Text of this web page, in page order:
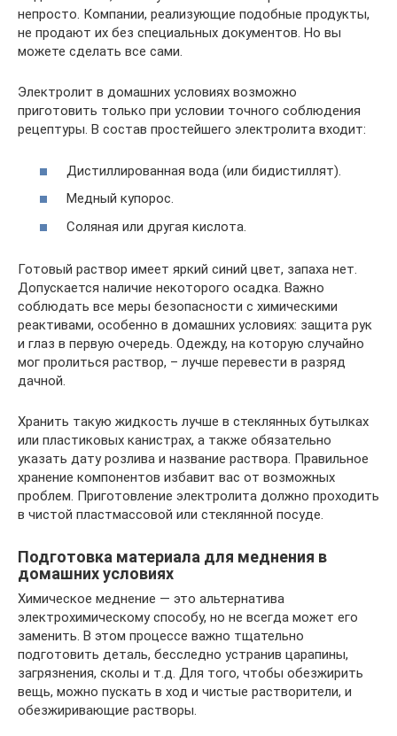
непросто. Компании, реализующие подобные продукты,
не продают их без специальных документов. Но вы
можете сделать все сами.
Электролит в домашних условиях возможно
приготовить только при условии точного соблюдения
рецептуры. В состав простейшего электролита входит:
Дистиллированная вода (или бидистиллят).
Медный купорос.
Соляная или другая кислота.
Готовый раствор имеет яркий синий цвет, запаха нет.
Допускается наличие некоторого осадка. Важно
соблюдать все меры безопасности с химическими
реактивами, особенно в домашних условиях: защита рук
и глаз в первую очередь. Одежду, на которую случайно
мог пролиться раствор, – лучше перевести в разряд
дачной.
Хранить такую жидкость лучше в стеклянных бутылках
или пластиковых канистрах, а также обязательно
указать дату розлива и название раствора. Правильное
хранение компонентов избавит вас от возможных
проблем. Приготовление электролита должно проходить
в чистой пластмассовой или стеклянной посуде.
Подготовка материала для меднения в
домашних условиях
Химическое меднение — это альтернатива
электрохимическому способу, но не всегда может его
заменить. В этом процессе важно тщательно
подготовить деталь, бесследно устранив царапины,
загрязнения, сколы и т.д. Для того, чтобы обезжирить
вещь, можно пускать в ход и чистые растворители, и
обезжиривающие растворы.